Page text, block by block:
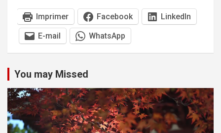
Imprimer Facebook LinkedIn
E-mail WhatsApp
You may Missed